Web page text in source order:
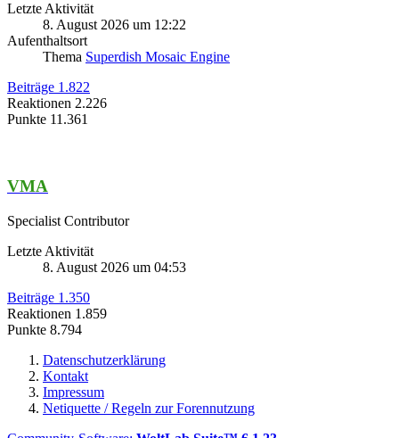
Letzte Aktivität
8. August 2026 um 12:22
Aufenthaltsort
Thema Superdish Mosaic Engine
Beiträge 1.822
Reaktionen 2.226
Punkte 11.361
VMA
Specialist Contributor
Letzte Aktivität
8. August 2026 um 04:53
Beiträge 1.350
Reaktionen 1.859
Punkte 8.794
Datenschutzerklärung
Kontakt
Impressum
Netiquette / Regeln zur Forennutzung